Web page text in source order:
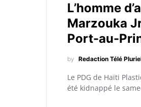
L’homme
Marzouka
Port-au-
by Redaction Télé
Le PDG de Haïti
été kidnappé le